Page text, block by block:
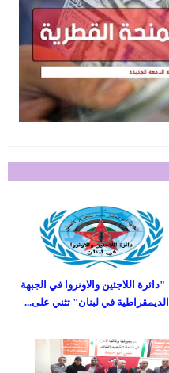
"دائرة اللاجئين والاونروا في الجبهة
الديمقراطية في لبنان" تثني على...